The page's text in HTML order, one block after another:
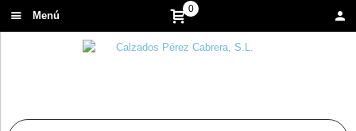
0
Menú